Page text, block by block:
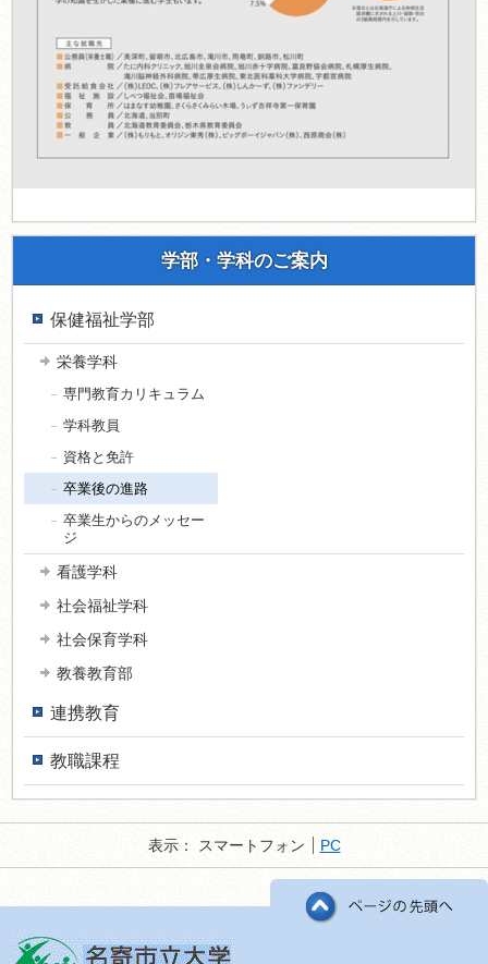
学部・学科のご案内
保健福祉学部
栄養学科
専門教育カリキュラム
学科教員
資格と免許
卒業後の進路
卒業生からのメッセー
ジ
看護学科
社会福祉学科
社会保育学科
教養教育部
連携教育
教職課程
表示： スマートフォン PC